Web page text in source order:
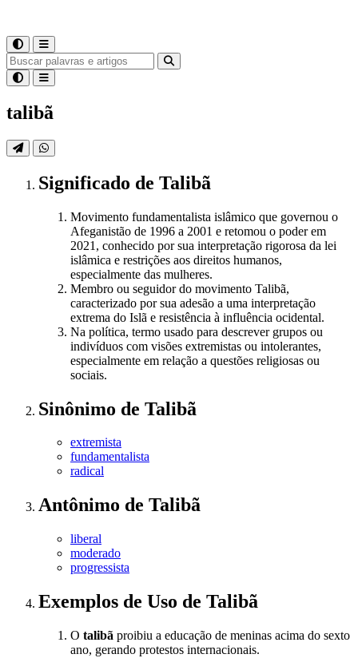
talibã
Significado de Talibã
Movimento fundamentalista islâmico que governou o
Afeganistão de 1996 a 2001 e retomou o poder em
2021, conhecido por sua interpretação rigorosa da lei
islâmica e restrições aos direitos humanos,
especialmente das mulheres.
Membro ou seguidor do movimento Talibã,
caracterizado por sua adesão a uma interpretação
extrema do Islã e resistência à influência ocidental.
Na política, termo usado para descrever grupos ou
indivíduos com visões extremistas ou intolerantes,
especialmente em relação a questões religiosas ou
sociais.
Sinônimo de Talibã
extremista
fundamentalista
radical
Antônimo de Talibã
liberal
moderado
progressista
Exemplos de Uso de Talibã
O talibã proibiu a educação de meninas acima do sexto
ano, gerando protestos internacionais.